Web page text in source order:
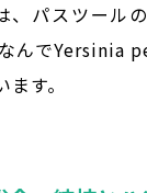
パスツールの
んでYersinia
す。